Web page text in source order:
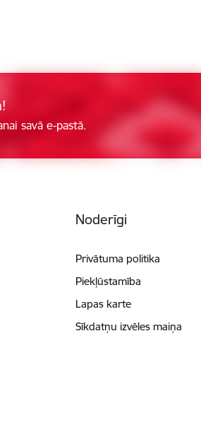
savā e-pastā.
Noderīgi
Privātuma politika
Piekļūstamība
Lapas karte
Sīkdatņu izvēles maiņa